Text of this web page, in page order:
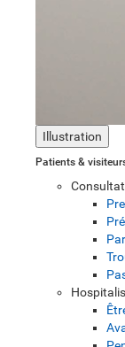
Illustration
Patients &